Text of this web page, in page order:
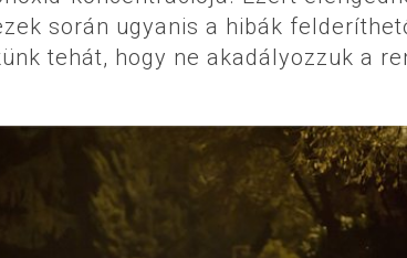
során ugyanis a hibák
tehát, hogy ne akadályozzuk a